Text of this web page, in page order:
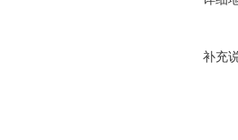
补充